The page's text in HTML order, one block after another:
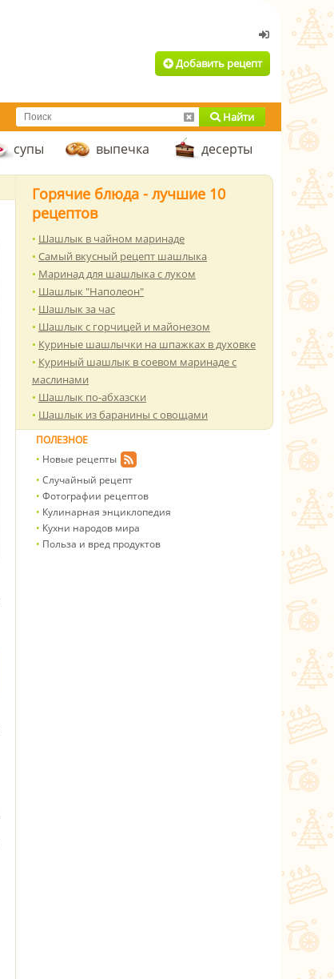
Добавить рецепт
Найти
супы выпечка десерты
Горячие блюда - лучшие 10
рецептов
Шашлык в чайном маринаде
Самый вкусный рецепт шашлыка
Маринад для шашлыка с луком
Шашлык "Наполеон"
Шашлык за час
Шашлык с горчицей и майонезом
Куриные шашлычки на шпажках в духовке
Куриный шашлык в соевом маринаде с
маслинами
Шашлык по-абхазски
Шашлык из баранины с овощами
ПОЛЕЗНОЕ
Новые рецепты
Случайный рецепт
Фотографии рецептов
Кулинарная энциклопедия
Кухни народов мира
Польза и вред продуктов